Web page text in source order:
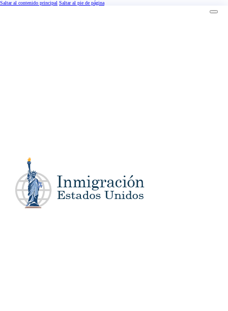
Saltar al contenido principal Saltar al pie de página